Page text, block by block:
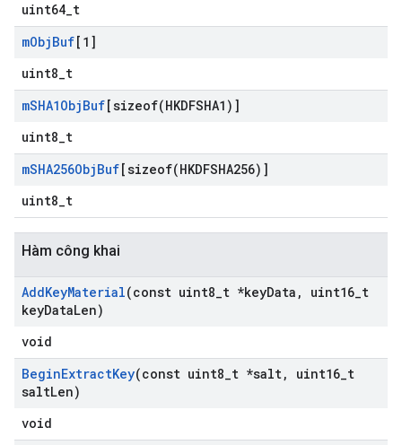
uint64_t
mObjBuf[1]
uint8_t
mSHA1ObjBuf[sizeof(HKDFSHA1)]
uint8_t
mSHA256ObjBuf[sizeof(HKDFSHA256)]
uint8_t
Hàm công khai
AddKeyMaterial(const uint8 t *keyData , uint16 t
keyDataLen)
void
BeginExtractKey(const uint8 t *salt, uint16 t
saltLen)
void